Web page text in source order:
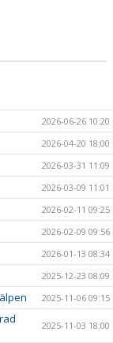
2026-06-26 10:20
2026-04-20 18:00
2026-03-31 11:09
2026-03-09 11:01
2026-02-11 09:25
2026-02-09 09:56
2026-01-13 08:34
2025-12-23 08:09
2025-11-06 09:15
2025-11-03 18:00